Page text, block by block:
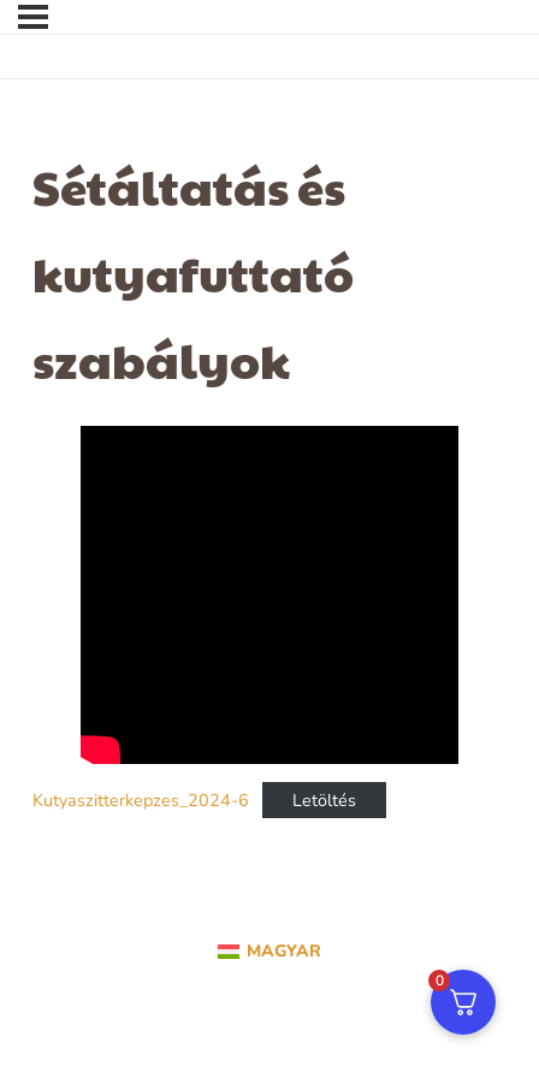
Sétáltatás és
kutyafuttató
szabályok
Kutyaszitterkepzes_2024-6 Letöltés
MAGYAR
0